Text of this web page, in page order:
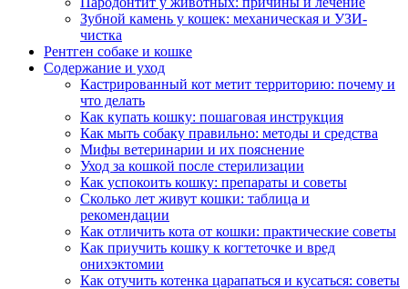
Зубной камень у кошек: механическая и УЗИ-
чистка
Рентген собаке и кошке
Содержание и уход
Кастрированный кот метит территорию: почему и
что делать
Как купать кошку: пошаговая инструкция
Как мыть собаку правильно: методы и средства
Мифы ветеринарии и их пояснение
Уход за кошкой после стерилизации
Как успокоить кошку: препараты и советы
Сколько лет живут кошки: таблица и
рекомендации
Как отличить кота от кошки: практические советы
Как приучить кошку к когтеточке и вред
онихэктомии
Как отучить котенка царапаться и кусаться: советы